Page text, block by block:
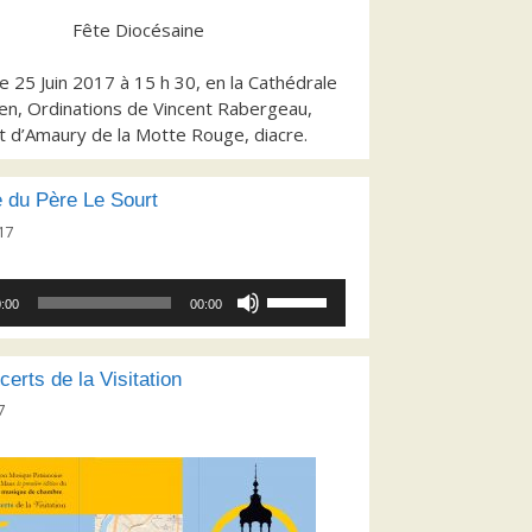
Fête Diocésaine
25 Juin 2017 à 15 h 30, en la Cathédrale
Ordinations de Vincent Rabergeau,
de la Motte Rouge, diacre.
du Père Le Sourt
00:00
flèches
le
volume.
de la Visitation